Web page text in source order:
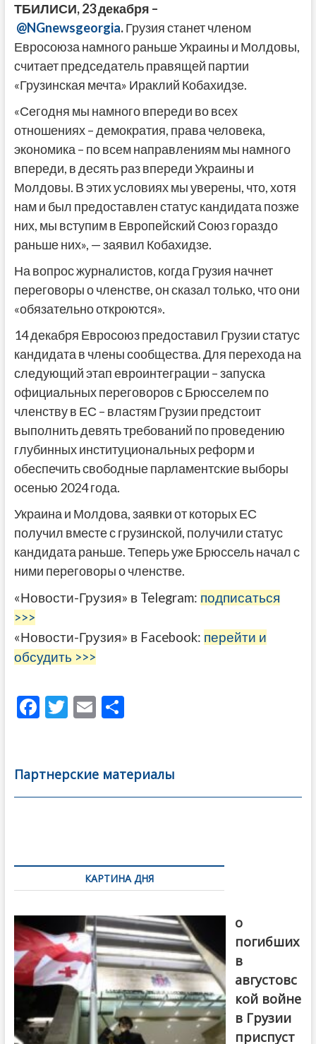
ТБИЛИСИ, 23 декабря –
@NGnewsgeorgia.Грузия станет членом
Евросоюза намного раньше Украины и Молдовы,
считает председатель правящей партии
«Грузинская мечта» Ираклий Кобахидзе.
«Сегодня мы намного впереди во всех
отношениях – демократия, права человека,
экономика – по всем направлениям мы намного
впереди, в десять раз впереди Украины и
Молдовы. В этих условиях мы уверены, что, хотя
нам и был предоставлен статус кандидата позже
них, мы вступим в Европейский Союз гораздо
раньше них», — заявил Кобахидзе.
На вопрос журналистов, когда Грузия начнет
переговоры о членстве, он сказал только, что они
«обязательно откроются».
14 декабря Евросоюз предоставил Грузии статус
кандидата в члены сообщества. Для перехода на
следующий этап евроинтеграции – запуска
официальных переговоров с Брюсселем по
членству в ЕС – властям Грузии предстоит
выполнить девять требований по проведению
глубинных институциональных реформ и
обеспечить свободные парламентские выборы
осенью 2024 года.
Украина и Молдова, заявки от которых ЕС
получил вместе с грузинской, получили статус
кандидата раньше. Теперь уже Брюссель начал с
ними переговоры о членстве.
«Новости-Грузия» в Telegram: подписаться
>>>
«Новости-Грузия» в Facebook: перейти и
обсудить >>>
F
b
o
T
er
E
l
О
а
в
Партнерские материалы
по
записямКАРТИНА ДНЯ
о
погибших
в
августовс
кой войне
в Грузии
приспуст